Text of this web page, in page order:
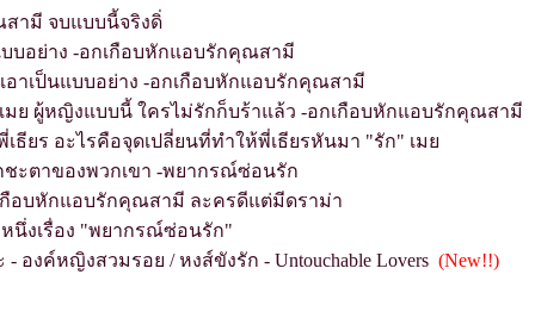
ามี จบแบบนี้จริงดิ่
บบอย่าง -อกเกือบหักแอบรักคุณสามี
อาเป็นแบบอย่าง -อกเกือบหักแอบรักคุณสามี
มย ผู้หญิงแบบนี้ ใครไม่รักก็บร้าแล้ว -อกเกือบหักแอบรักคุณสามี
เธียร อะไรคือจุดเปลี่ยนที่ทำให้พี่เธียรหันมา "รัก" เม
ชะตาของพวกเขา -พยากรณ์ซ่อนรัก
กือบหักแอบรักคุณสามี ละครดีแต่มีดราม่า
นึ่งเรื่อง "พยากรณ์ซ่อนรัก"
องค์หญิงสวมรอย / หงส์ขังรัก - Untouchable Lovers (New!!)